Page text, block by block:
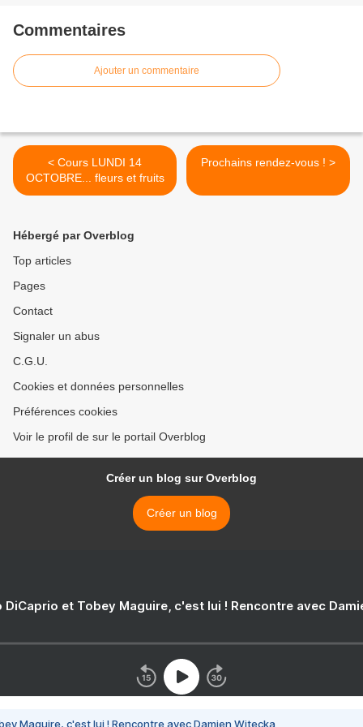
Commentaires
Ajouter un commentaire
< Cours LUNDI 14
OCTOBRE... fleurs et fruits
Prochains rendez-vous ! >
Hébergé par Overblog
Top articles
Pages
Contact
Signaler un abus
C.G.U.
Cookies et données personnelles
Préférences cookies
Voir le profil de sur le portail Overblog
Créer un blog sur Overblog
Créer un blog
DiCaprio et Tobey Maguire, c'est lui ! Rencontre avec
Maguire, c'est lui ! Rencontre avec Damien Witecka